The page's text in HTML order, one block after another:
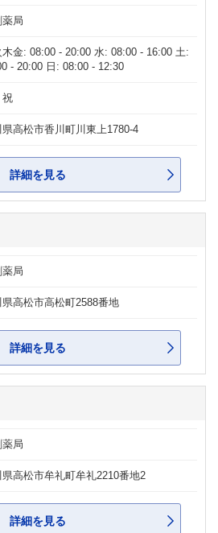
薬局
木金: 08:00 - 20:00 水: 08:00 - 16:00 土:
- 20:00 日: 08:00 - 12:30
祝
県高松市香川町川東上1780-4
詳細を見る
薬局
県高松市高松町2588番地
詳細を見る
薬局
県高松市牟礼町牟礼2210番地2
詳細を見る